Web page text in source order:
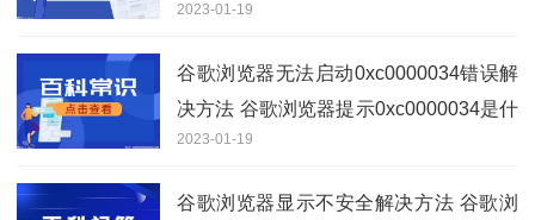
2023-01-19
谷歌浏览器无法启动0xc0000034错误解
决方法 谷歌浏览器提示0xc0000034是什
么情况？
2023-01-19
谷歌浏览器显示不安全解决方法 谷歌浏